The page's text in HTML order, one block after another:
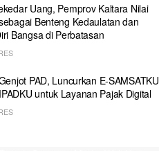
Uang, Pemprov Kaltara Nilai
Benteng Kedaulatan dan
Bangsa di Perbatasan
PAD, Luncurkan E-SAMSATKU
untuk Layanan Pajak Digital